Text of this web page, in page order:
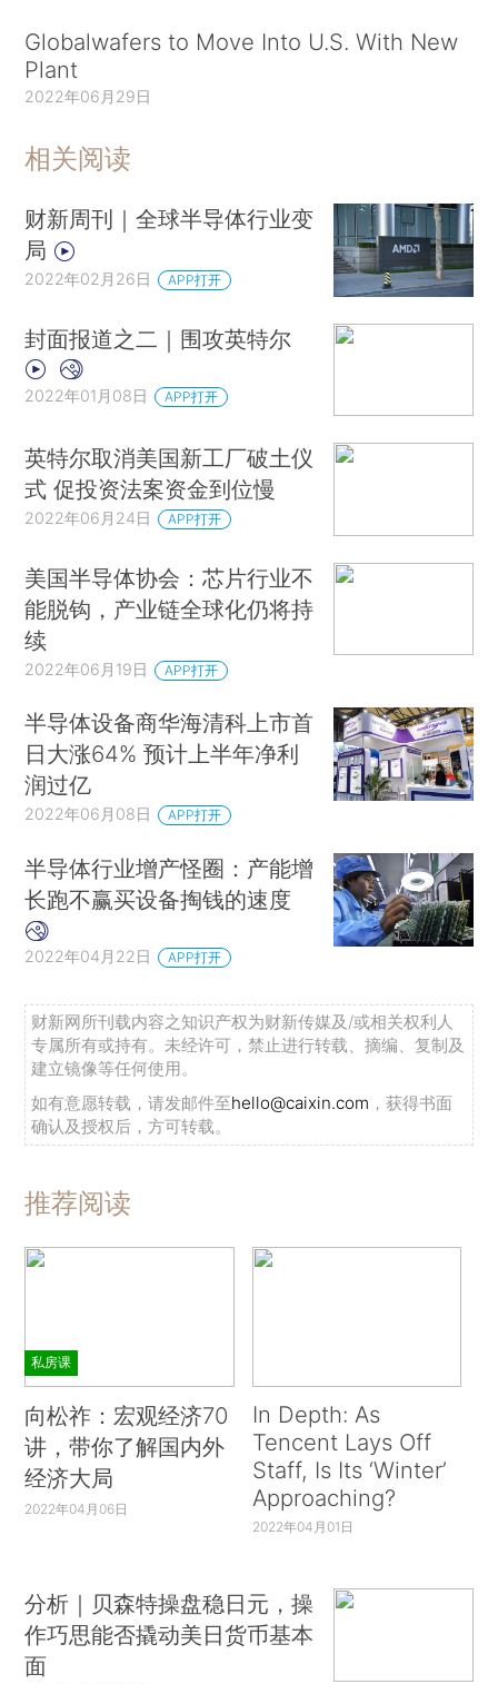
Globalwafers to Move Into U.S. With New
Plant
2022年06月29日
相关阅读
财新周刊｜全球半导体行业变
局
2022年02月26日 APP打开
封面报道之二｜围攻英特尔
2022年01月08日 APP打开
英特尔取消美国新工厂破土仪
式 促投资法案资金到位慢
2022年06月24日 APP打开
美国半导体协会：芯片行业不
能脱钩，产业链全球化仍将持
续
2022年06月19日 APP打开
半导体设备商华海清科上市首
日大涨64% 预计上半年净利
润过亿
2022年06月08日 APP打开
半导体行业增产怪圈：产能增
长跑不赢买设备掏钱的速度
2022年04月22日 APP打开
财新网所刊载内容之知识产权为财新传媒及/或相关权利人
专属所有或持有。未经许可，禁止进行转载、摘编、复制及
建立镜像等任何使用。
如有意愿转载，请发邮件至hello@caixin.com ，获得书面
确认及授权后，方可转载。
推荐阅读
私房课
向松祚：宏观经济70
讲，带你了解国内外
经济大局
2022年04月06日
In Depth: As
Tencent Lays Off
Staff, Is Its ‘Winter’
Approaching?
2022年04月01日
分析｜贝森特操盘稳日元，操
作巧思能否撬动美日货币基本
面